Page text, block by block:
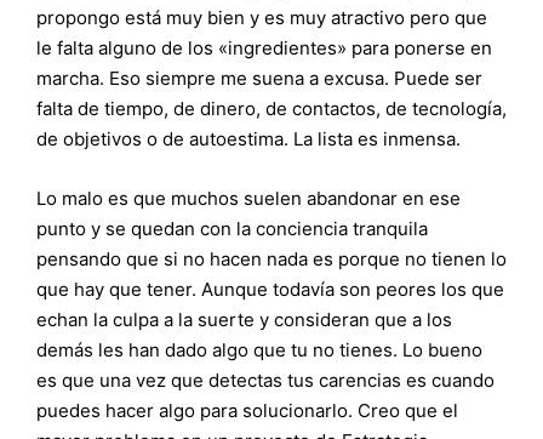
propongo está muy bien y es muy atractivo pero que
le falta alguno de los «ingredientes» para ponerse en
marcha. Eso siempre me suena a excusa. Puede ser
falta de tiempo, de dinero, de contactos, de tecnología,
de objetivos o de autoestima. La lista es inmensa.
Lo malo es que muchos suelen abandonar en ese
punto y se quedan con la conciencia tranquila
pensando que si no hacen nada es porque no tienen lo
que hay que tener. Aunque todavía son peores los que
echan la culpa a la suerte y consideran que a los
demás les han dado algo que tu no tienes. Lo bueno
es que una vez que detectas tus carencias es cuando
puedes hacer algo para solucionarlo. Creo que el